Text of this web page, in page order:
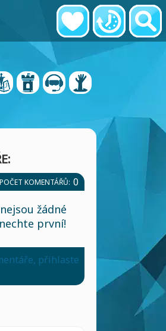
KOMENTÁŘŮ: 0
žádné
první!
přihlaste